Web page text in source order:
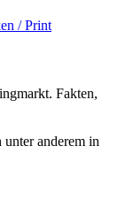
/ Print
Fakten,
anderem in